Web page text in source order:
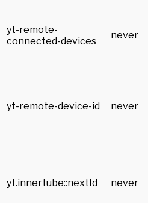
yt-remote-
connected-devices
never
yt-remote-device-id never
yt.innertube::nextId never